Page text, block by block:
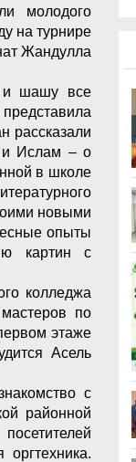
молодого
на турнире
Жандулла
и шашу все
рассказали
и Ислам – о
в школе
новыми
опыты
картин с
колледжа
по
этаже
Асель
с
районной